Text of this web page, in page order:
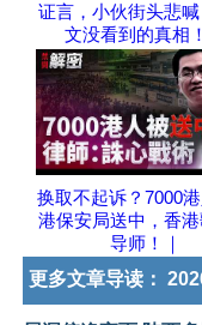
证言，小伙街头悲
文没看到的真相
换取不起诉？7000
港保安局送中，香
导师！｜
更多文章导读：